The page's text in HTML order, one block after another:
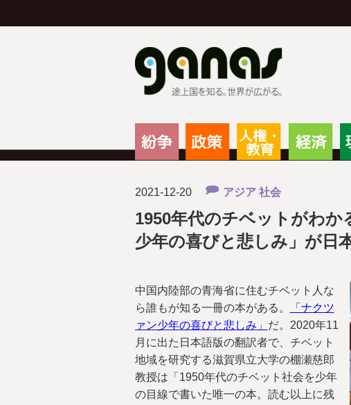
政策
2021-12-20 アジア 社会
1950年代のチベットがわか
少年の喜びと悲しみ」が日
中国内陸部の青海省に住むチベット人な
ら誰もが知る一冊の本がある。
「ナクツ
ァン少年の喜びと悲しみ」 だ。2020年11
月に出た日本語版の翻訳者で、チベット
地域を研究する滋賀県立大学の棚瀬慈郎
教授は「1950年代のチベット社会を少年
の目線で書いた唯一の本。読む以上に残